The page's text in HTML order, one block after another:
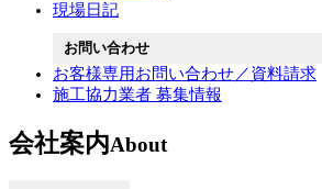
現場日記
お問い合わせ
お客様専用お問い合わせ／資料請求
施工協力業者 募集情報
会社案内About